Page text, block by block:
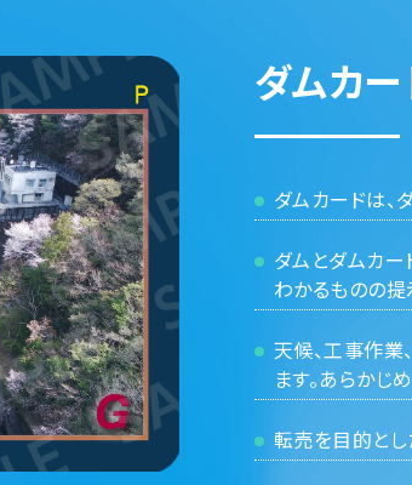
ダムカ
ダムカードは、
ダムとダムカ
わかるものの提
天候、工事作業
ます。あらかじ
転売を目的とし